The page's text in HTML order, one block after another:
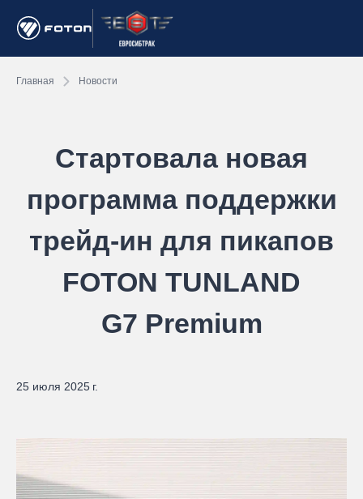
Главная Новости
Стартовала новая
программа поддержки
трейд-ин для пикапов
FOTON TUNLAND
G7 Premium
25 июля 2025 г.